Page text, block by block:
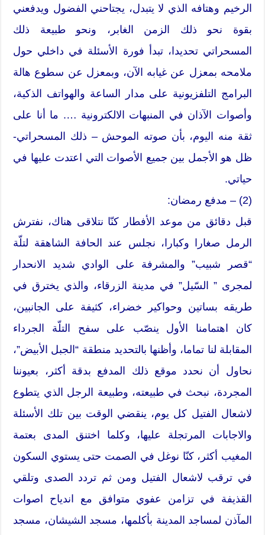
الرخيم وهتافه الذي لا يتبدل، يجتاحني الفضول ويدفعني
بقوة نحو ذلك الزمن الغابر، ونحو طبيعة ذلك
المسحراتي تحديدا، تبدأ فورة الأسئلة في داخلي حول
ملامحه بمعزل عن غيابه الآن، وبمعزل عن سطوع هالة
البرامج التلفزيونية على مدار الساعة والهواتف الذكية،
وأصوات الآذان في المنبهات الالكترونية …. ما أنا على
ثقة منه اليوم، بأن صوته الموحش – ذلك المسحراتي-
ظل هو الأجمل بين جميع الأصوات التي اعتدت عليها في
حياتي.
(2) – مدفع رمضان:
قبل دقائق من موعد الأفطار كنّا نتلاقى هناك، نفترش
الرمل صغارا وكبارا، نجلس عند الحافة الشاهقة لتلّة
“قصر شبيب” والمشرفة على الوادي شديد الانحدار
لمجرى ” السّيل” في مدينة الزرقاء، والذي يخترق في
طريقه بساتين وحواكير خضراء، كثيفة على الجانبين،
كان اهتمامنا الأول ينصّب على سفح التلّة الجرداء
المقابلة لنا تماما، وأظنها بالتحديد منطقة “الجبل الأبيض”،
نحاول أن نحدد موقع ذلك المدفع بدقة أكثر، بعيوننا
المجردة، نبحث في طبيعته، وطبيعة الرجل الذي يتطوع
لاشعال الفتيل كل يوم، ينقضي الوقت بين تلك الأسئلة
والاجابات المرتجلة عليها، وكلما اختنق المدى بعتمة
المغيب أكثر، كنّا نوغل في الصمت حتى يستوي السكون
في ترقب لاشعال الفتيل ومن ثم تردد الصدى وتلقي
القذيفة في تزامن عفوي متوافق مع اندياح اصوات
المآذن لمساجد المدينة بأكلمها، مسجد الشيشان، مسجد